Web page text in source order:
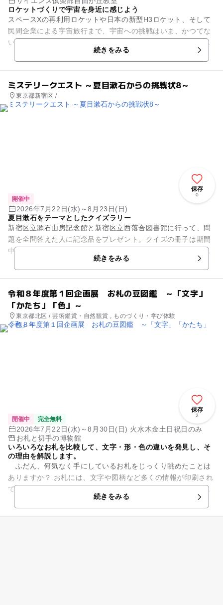
ロケットづくりで宇宙を身近に感じよう
スペースXの再利用ロケットや日本の新型H3ロケット、そして
民間企業による宇宙旅行まで、宇宙への挑戦はいま、かつてな
いスピードで進んでいます。みなさんが大人になる頃には、宇
宙はもっと身近な場所にな...続きをみる
ミステリークエスト ～夏目漱石からの挑戦状8～
東京都新宿区 /
保存
0
開催中
2026年7月22日(水)～8月23日(日)
夏目漱石をテーマとしたクイズラリー
新宿区立漱石山房記念館と新宿区立西落合図書館に行って、問
題を全問答えた人に記念品をプレゼント。クイズの冊子は期間
中、西落合図書館と漱石山房記念館で無料配布。小学生以上対
続きをみる
令和８年度第１回企画展 お札の豆図鑑 ～「文字」
「かたち」「色」～
東京都北区 / 芸術鑑賞・自然観賞 , ものづくり・学び体験
保存
2
開催中 完全無料
2026年7月22日(水)～8月30日(日) 火水木金土日祝日のみ
お札と切手の博物館
いろいろなお札を比較して、文字・形・色の違いを発見し、そ
の理由を解説します。
ふだん、何気なく手にしているお札をじっくり眺めたことは
ありますか？ お札には、文字や図柄など多くの情報が印刷され
ていますが、時代を経るごとにさまざまな変化と工夫が加わり
ました。例えば、にせ札...続きをみる